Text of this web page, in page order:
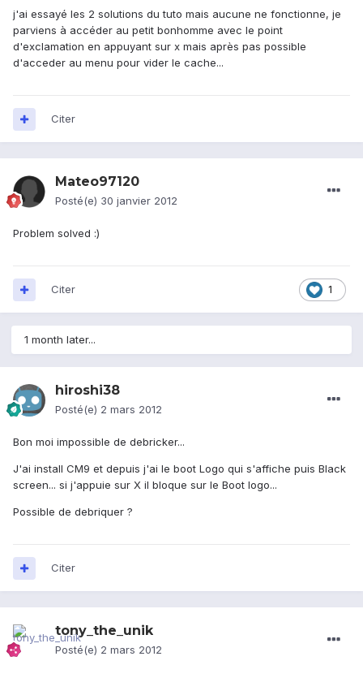
j'ai essayé les 2 solutions du tuto mais aucune ne fonctionne, je
parviens à accéder au petit bonhomme avec le point
d'exclamation en appuyant sur x mais après pas possible
d'acceder au menu pour vider le cache...
Citer
Mateo97120
Posté(e) 30 janvier 2012
Problem solved :)
1
Citer
1 month later...
hiroshi38
Posté(e) 2 mars 2012
Bon moi impossible de debricker...
J'ai install CM9 et depuis j'ai le boot Logo qui s'affiche puis Black
screen... si j'appuie sur X il bloque sur le Boot logo...
Possible de debriquer ?
Citer
tony_the_unik
Posté(e) 2 mars 2012